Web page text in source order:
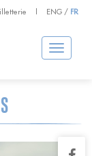
ENG / FR
Toggle
navigation